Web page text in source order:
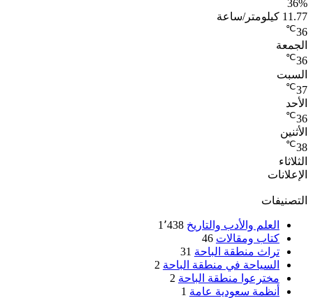
36%
11.77 كيلومتر/ساعة
36
℃
الجمعة
36
℃
السبت
37
℃
الأحد
36
℃
الأثنين
38
℃
الثلاثاء
الإعلانات
التصنيفات
العلم والأدب والتاريخ 1٬438
كتاب ومقالات 46
تراث منطقة الباحة 31
السياحة في منطقة الباحة 2
مخترعوا منطقة الباحة 2
أنظمة سعودية عامة 1